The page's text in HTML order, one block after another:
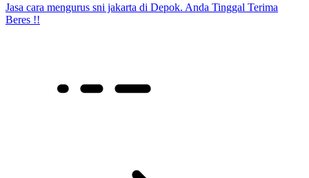
Jasa cara mengurus sni jakarta di Depok. Anda Tinggal Terima
Beres !!